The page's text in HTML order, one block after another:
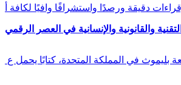
والقانونية والإنسانية في العصر الرقمي
في المملكة المتحدة، كتابًا يحمل ع